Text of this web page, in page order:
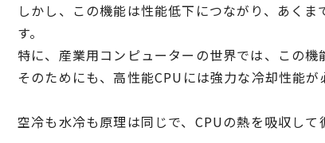
しかし、この機能は性能低下につながり、あく
す。
特に、産業用コンピューターの世界では、この機
そのためにも、高性能CPUには強力な冷却性能が
空冷も水冷も原理は同じで、CPUの熱を吸収して